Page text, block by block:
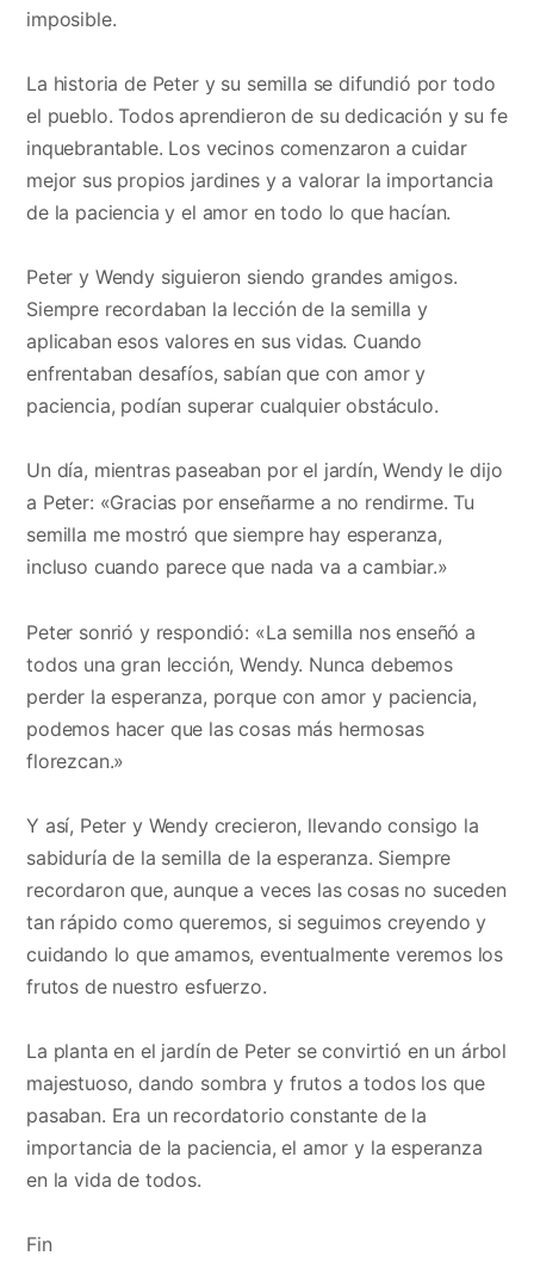
imposible.
La historia de Peter y su semilla se difundió por todo
el pueblo. Todos aprendieron de su dedicación y su fe
inquebrantable. Los vecinos comenzaron a cuidar
mejor sus propios jardines y a valorar la importancia
de la paciencia y el amor en todo lo que hacían.
Peter y Wendy siguieron siendo grandes amigos.
Siempre recordaban la lección de la semilla y
aplicaban esos valores en sus vidas. Cuando
enfrentaban desafíos, sabían que con amor y
paciencia, podían superar cualquier obstáculo.
Un día, mientras paseaban por el jardín, Wendy le dijo
a Peter: «Gracias por enseñarme a no rendirme. Tu
semilla me mostró que siempre hay esperanza,
incluso cuando parece que nada va a cambiar.»
Peter sonrió y respondió: «La semilla nos enseñó a
todos una gran lección, Wendy. Nunca debemos
perder la esperanza, porque con amor y paciencia,
podemos hacer que las cosas más hermosas
florezcan.»
Y así, Peter y Wendy crecieron, llevando consigo la
sabiduría de la semilla de la esperanza. Siempre
recordaron que, aunque a veces las cosas no suceden
tan rápido como queremos, si seguimos creyendo y
cuidando lo que amamos, eventualmente veremos los
frutos de nuestro esfuerzo.
La planta en el jardín de Peter se convirtió en un árbol
majestuoso, dando sombra y frutos a todos los que
pasaban. Era un recordatorio constante de la
importancia de la paciencia, el amor y la esperanza
en la vida de todos.
Fin